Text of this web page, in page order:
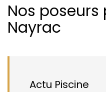
Nos poseurs
Nayrac
Actu Piscine